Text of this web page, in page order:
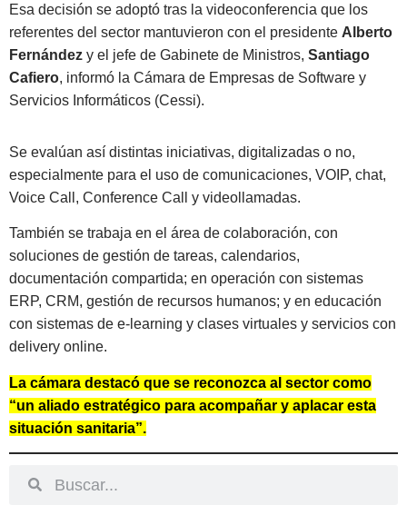
Esa decisión se adoptó tras la videoconferencia que los
referentes del sector mantuvieron con el presidente Alberto
Fernández y el jefe de Gabinete de Ministros, Santiago
Cafiero, informó la Cámara de Empresas de Software y
Servicios Informáticos (Cessi).
Se evalúan así distintas iniciativas, digitalizadas o no,
especialmente para el uso de comunicaciones, VOIP, chat,
Voice Call, Conference Call y videollamadas.
También se trabaja en el área de colaboración, con
soluciones de gestión de tareas, calendarios,
documentación compartida; en operación con sistemas
ERP, CRM, gestión de recursos humanos; y en educación
con sistemas de e-learning y clases virtuales y servicios con
delivery online.
La cámara destacó que se reconozca al sector como
“un aliado estratégico para acompañar y aplacar esta
situación sanitaria”.